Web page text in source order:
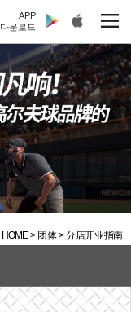
APP
다운로드
HOME> 团体 >分店开业指南